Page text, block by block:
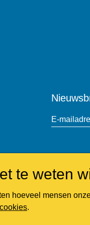
te weten
hoeveel mensen
.
E-
De